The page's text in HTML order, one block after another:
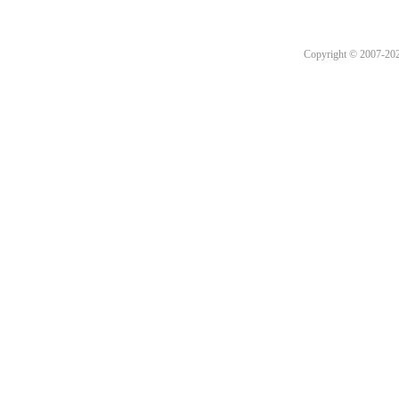
Copyright © 2007-